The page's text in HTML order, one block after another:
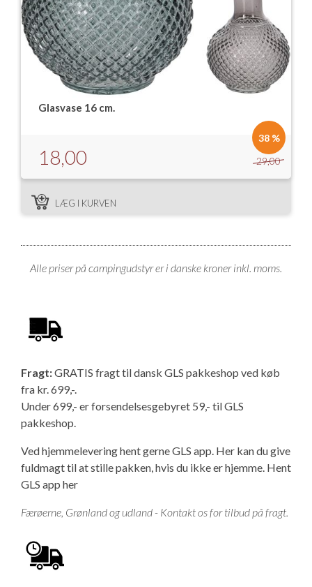
Glasvase 16 cm.
29,00
18,00
38 %
LÆG I KURVEN
Alle priser på campingudstyr er i danske kroner inkl. moms.
Fragt:GRATIS fragt til dansk GLS pakkeshop ved køb
fra kr. 699,-.
Under 699,- er forsendelsesgebyret 59,- til GLS
pakkeshop.
Ved hjemmelevering hent gerne GLS app. Her kan du give
fuldmagt til at stille pakken, hvis du ikke er hjemme. Hent
GLS app her
Færøerne, Grønland og udland - Kontakt os for tilbud på fragt.